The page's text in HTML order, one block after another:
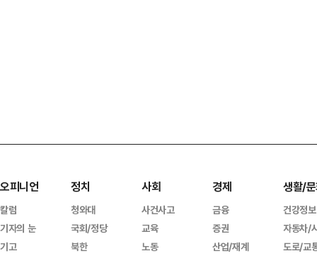
오피니언
칼럼
기자의 눈
기고
정치
청와대
국회/정당
북한
사회
사건사고
교육
노동
경제
금융
증권
산업/재계
생활/
건강정보
자동차/
도로/교